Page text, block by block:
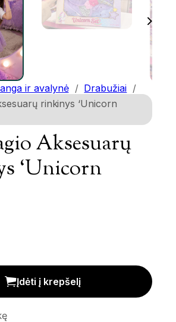
ir avalynė / Drabužiai /
rinkinys ‘Unicorn
Aksesuarų
‘Unicorn
rinkinys 'Unicorn Dream' kiekis
Įdėti į krepšelį